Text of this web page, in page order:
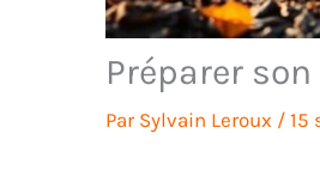
Préparer
Par Sylvain Leroux / 15